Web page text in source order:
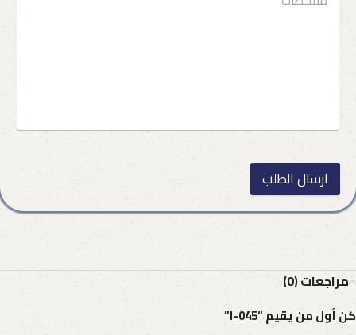
ارسال الطلب
مراجعات (0)
كن أول من يقيم “I-045”